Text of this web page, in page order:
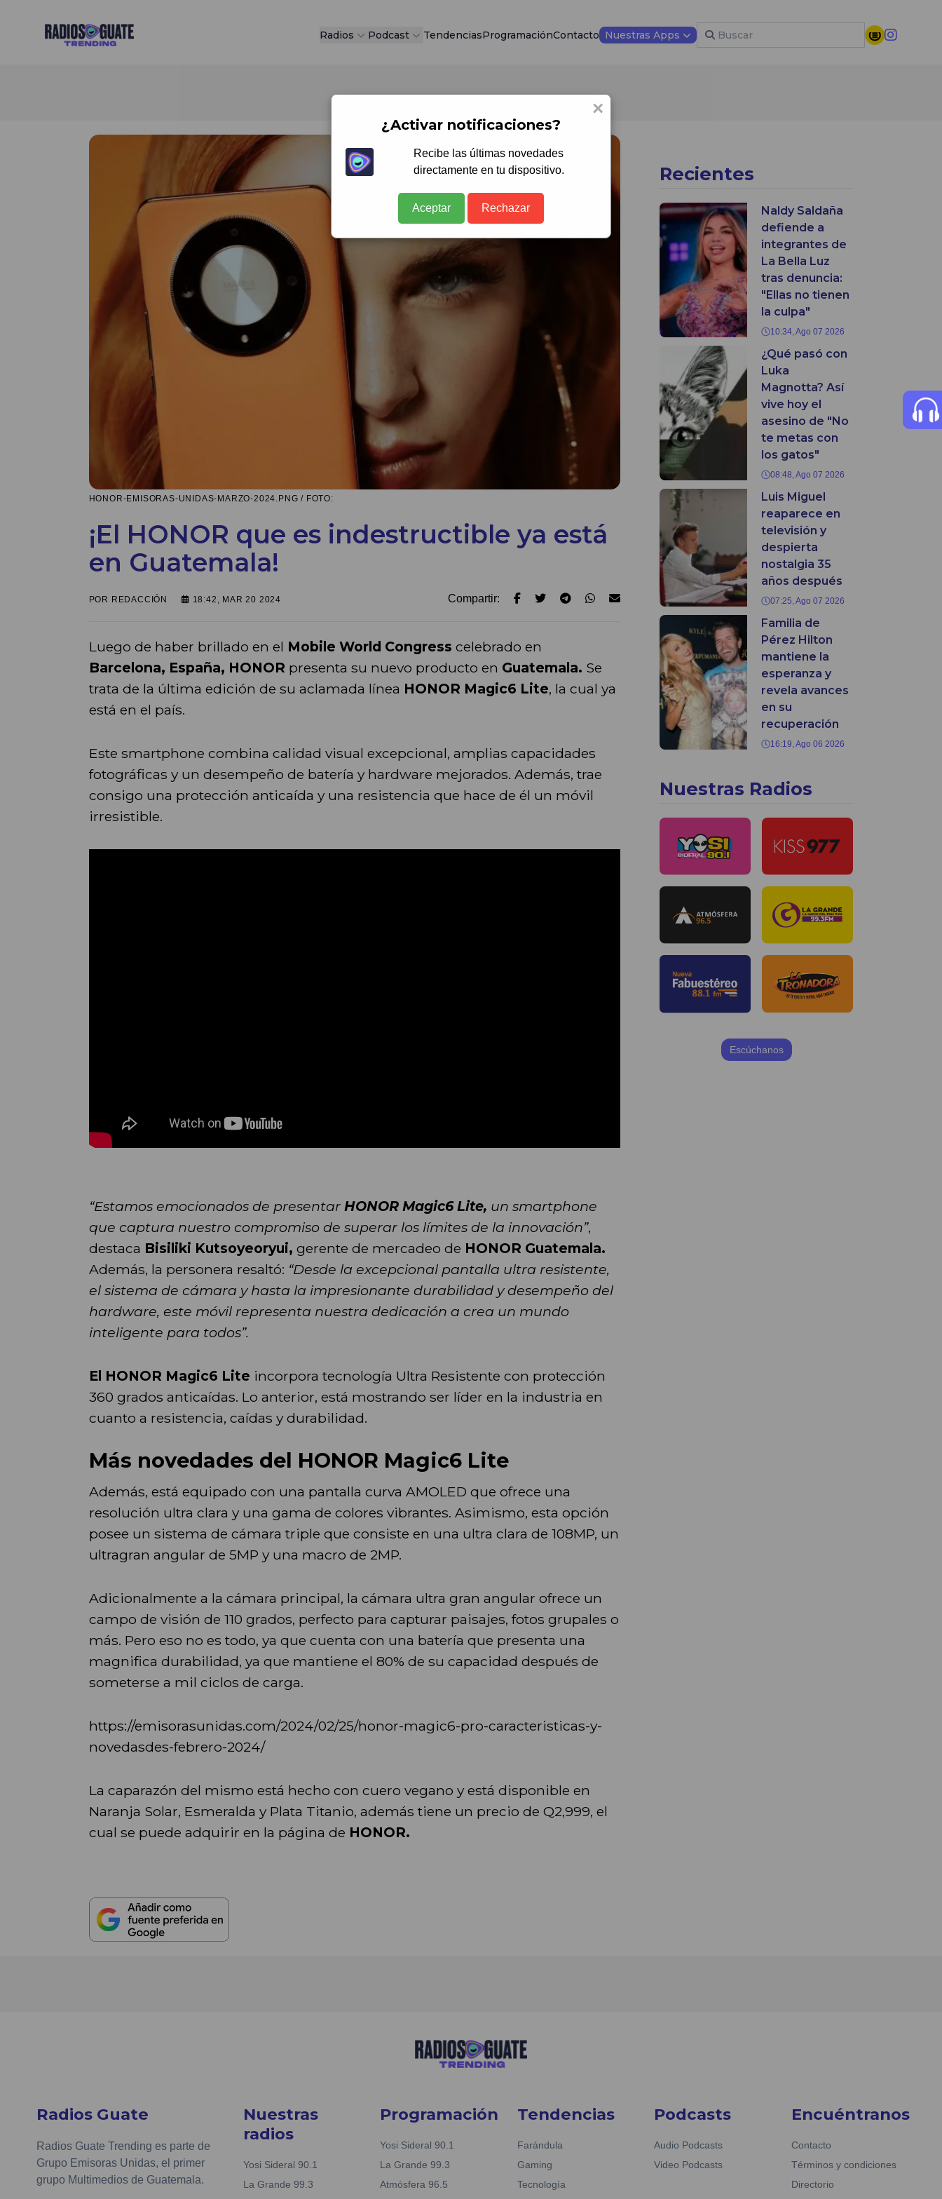
Radios Guate Radios Podcast TendenciasProgramaciónContacto Nuestras Apps
HONOR-EMISORAS-UNIDAS-MARZO-2024.PNG / FOTO:
¡El HONOR que es indestructible ya está
en Guatemala!
POR REDACCIÓN 18:42, MAR 20 2024 Compartir:
Luego de haber brillado en el Mobile World Congress celebrado en
Barcelona, España, HONOR presenta su nuevo producto en Guatemala. Se
trata de la última edición de su aclamada línea HONOR Magic6 Lite, la cual ya
está en el país.
Este smartphone combina calidad visual excepcional, amplias capacidades
fotográficas y un desempeño de batería y hardware mejorados. Además, trae
consigo una protección anticaída y una resistencia que hace de él un móvil
irresistible.
“Estamos emocionados de presentar HONOR Magic6 Lite, un smartphone
que captura nuestro compromiso de superar los límites de la innovación”,
destaca Bisiliki Kutsoyeoryui, gerente de mercadeo de HONOR Guatemala.
Además, la personera resaltó: “Desde la excepcional pantalla ultra resistente,
el sistema de cámara y hasta la impresionante durabilidad y desempeño del
hardware, este móvil representa nuestra dedicación a crea un mundo
inteligente para todos”.
El HONOR Magic6 Lite incorpora tecnología Ultra Resistente con protección
360 grados anticaídas. Lo anterior, está mostrando ser líder en la industria en
cuanto a resistencia, caídas y durabilidad.
Más novedades del HONOR Magic6 Lite
Además, está equipado con una pantalla curva AMOLED que ofrece una
resolución ultra clara y una gama de colores vibrantes. Asimismo, esta opción
posee un sistema de cámara triple que consiste en una ultra clara de 108MP, un
ultragran angular de 5MP y una macro de 2MP.
Adicionalmente a la cámara principal, la cámara ultra gran angular ofrece un
campo de visión de 110 grados, perfecto para capturar paisajes, fotos grupales o
más. Pero eso no es todo, ya que cuenta con una batería que presenta una
magnifica durabilidad, ya que mantiene el 80% de su capacidad después de
someterse a mil ciclos de carga.
https://emisorasunidas.com/2024/02/25/honor-magic6-pro-caracteristicas-y-
novedasdes-febrero-2024/
La caparazón del mismo está hecho con cuero vegano y está disponible en
Naranja Solar, Esmeralda y Plata Titanio, además tiene un precio de Q2,999, el
cual se puede adquirir en la página de HONOR.
Recientes
Naldy Saldaña
defiende a
integrantes de
La Bella Luz
tras denuncia:
"Ellas no tienen
la culpa"
10:34, Ago 07 2026
¿Qué pasó con
Luka
Magnotta? Así
vive hoy el
asesino de "No
te metas con
los gatos"
08:48, Ago 07 2026
Luis Miguel
reaparece en
televisión y
despierta
nostalgia 35
años después
07:25, Ago 07 2026
Familia de
Pérez Hilton
mantiene la
esperanza y
revela avances
en su
recuperación
16:19, Ago 06 2026
Nuestras Radios
Escúchanos
Radios Guate
Radios Guate Trending es parte de
Grupo Emisoras Unidas, el primer
grupo Multimedios de Guatemala.
Nuestras
radios
Yosi Sideral 90.1
La Grande 99.3
Programación
Yosi Sideral 90.1
La Grande 99.3
Atmósfera 96.5
Tendencias
Farándula
Gaming
Tecnología
Podcasts
Audio Podcasts
Video Podcasts
Encuéntranos
Contacto
Términos y condiciones
Directorio
×
¿Activar notificaciones?
Recibe las últimas novedades
directamente en tu dispositivo.
Aceptar Rechazar